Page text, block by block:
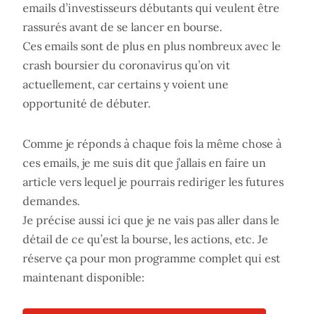
emails d’investisseurs débutants qui veulent être
rassurés avant de se lancer en bourse.
Ces emails sont de plus en plus nombreux avec le
crash boursier du coronavirus qu’on vit
actuellement, car certains y voient une
opportunité de débuter.
Comme je réponds à chaque fois la même chose à
ces emails, je me suis dit que j’allais en faire un
article vers lequel je pourrais rediriger les futures
demandes.
Je précise aussi ici que je ne vais pas aller dans le
détail de ce qu’est la bourse, les actions, etc. Je
réserve ça pour mon programme complet qui est
maintenant disponible: